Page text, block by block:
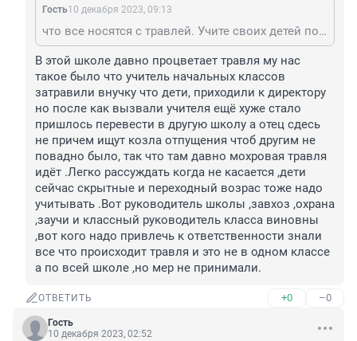
Гость10 декабря 2023, 09:13
что все носятся с травлей. Учите своих детей пользоваться мозгами, нужно учить общаться с людьми. разговаривать и правильно вести себя. тогда и травить никто не будет. Нужно правильно стоять за себя. и учить так же уважать других ..это уже про тех. кто травит. Все идет от родителей. Ни от школы! ни от окружение-первая причина-родители и воспитание.
В этой школе давно процветает травля му нас
такое было что учитель начальных классов
затравили внучку что дети, приходили к директору
но после как вызвали учителя ещё хуже стало
пришлось перевести в другую школу а отец сдесь
не причем ищут козла отпущения чтоб другим не
повадно было, так что там давно мохровая травля
идёт .Легко рассуждать когда не касается ,дети
сейчас скрытные и переходный возрас тоже надо
учитывать .Вот руководитель школы ,завхоз ,охрана
,заучи и классный руководитель класса виновны
,вот кого надо привлечь к ответственности знали
все что происходит травля и это не в одном классе
а по всей школе ,но мер не принимали.
ОТВЕТИТЬ +0 –0
Гость
10 декабря 2023, 02:52